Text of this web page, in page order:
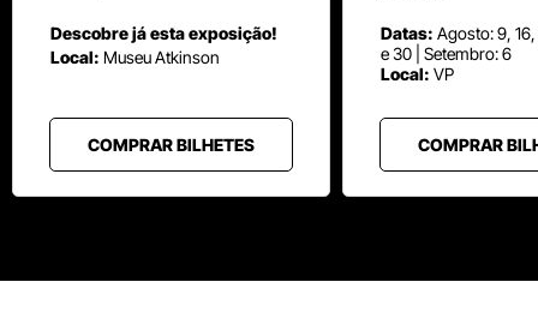
Descobre já esta exposição!
Local: MuseuAtkinson
COMPRAR BILHETES
Datas: Agosto: 9,
e 30 | Setembro: 6
Local: VP
COMPRAR